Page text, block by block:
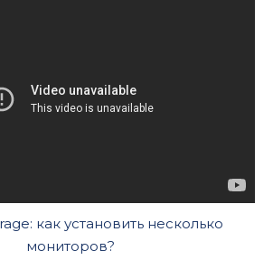
как установить несколько
мониторов?